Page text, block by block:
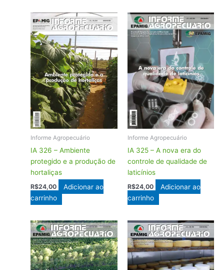
Informe Agropecuário
IA 326 – Ambiente
protegido e a produção de
hortaliças
R$24,00
Adicionar ao
carrinho
Informe Agropecuário
IA 325 – A nova era do
controle de qualidade de
laticínios
R$24,00
Adicionar ao
carrinho